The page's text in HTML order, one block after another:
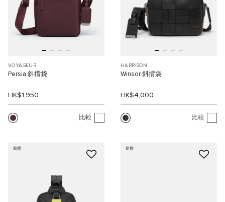
VOYAGEUR
Persia 斜揹袋
HK$1,950
比較
HARRISON
Winsor 斜揹袋
HK$4,000
比較
新貨 新貨